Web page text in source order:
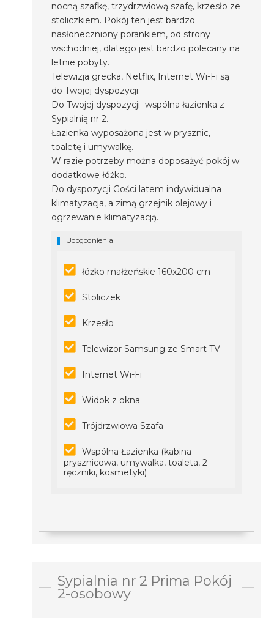
nocną szafkę, trzydrzwiową szafę, krzesło ze
stoliczkiem. Pokój ten jest bardzo
nasłoneczniony porankiem, od strony
wschodniej, dlatego jest bardzo polecany na
letnie pobyty.
Telewizja grecka, Netflix, Internet Wi-Fi są
do Twojej dyspozycji.
Do Twojej dyspozycji wspólna łazienka z
Sypialnią nr 2.
Łazienka wyposażona jest w prysznic,
toaletę i umywalkę.
W razie potrzeby można doposażyć pokój w
dodatkowe łóżko.
Do dyspozycji Gości latem indywidualna
klimatyzacja, a zimą grzejnik olejowy i
ogrzewanie klimatyzacją.
Udogodnienia
łóżko małżeńskie 160x200 cm
Stoliczek
Krzesło
Telewizor Samsung ze Smart TV
Internet Wi-Fi
Widok z okna
Trójdrzwiowa Szafa
Wspólna Łazienka (kabina
prysznicowa, umywalka, toaleta, 2
ręczniki, kosmetyki)
Sypialnia nr 2 Prima Pokój
2-osobowy